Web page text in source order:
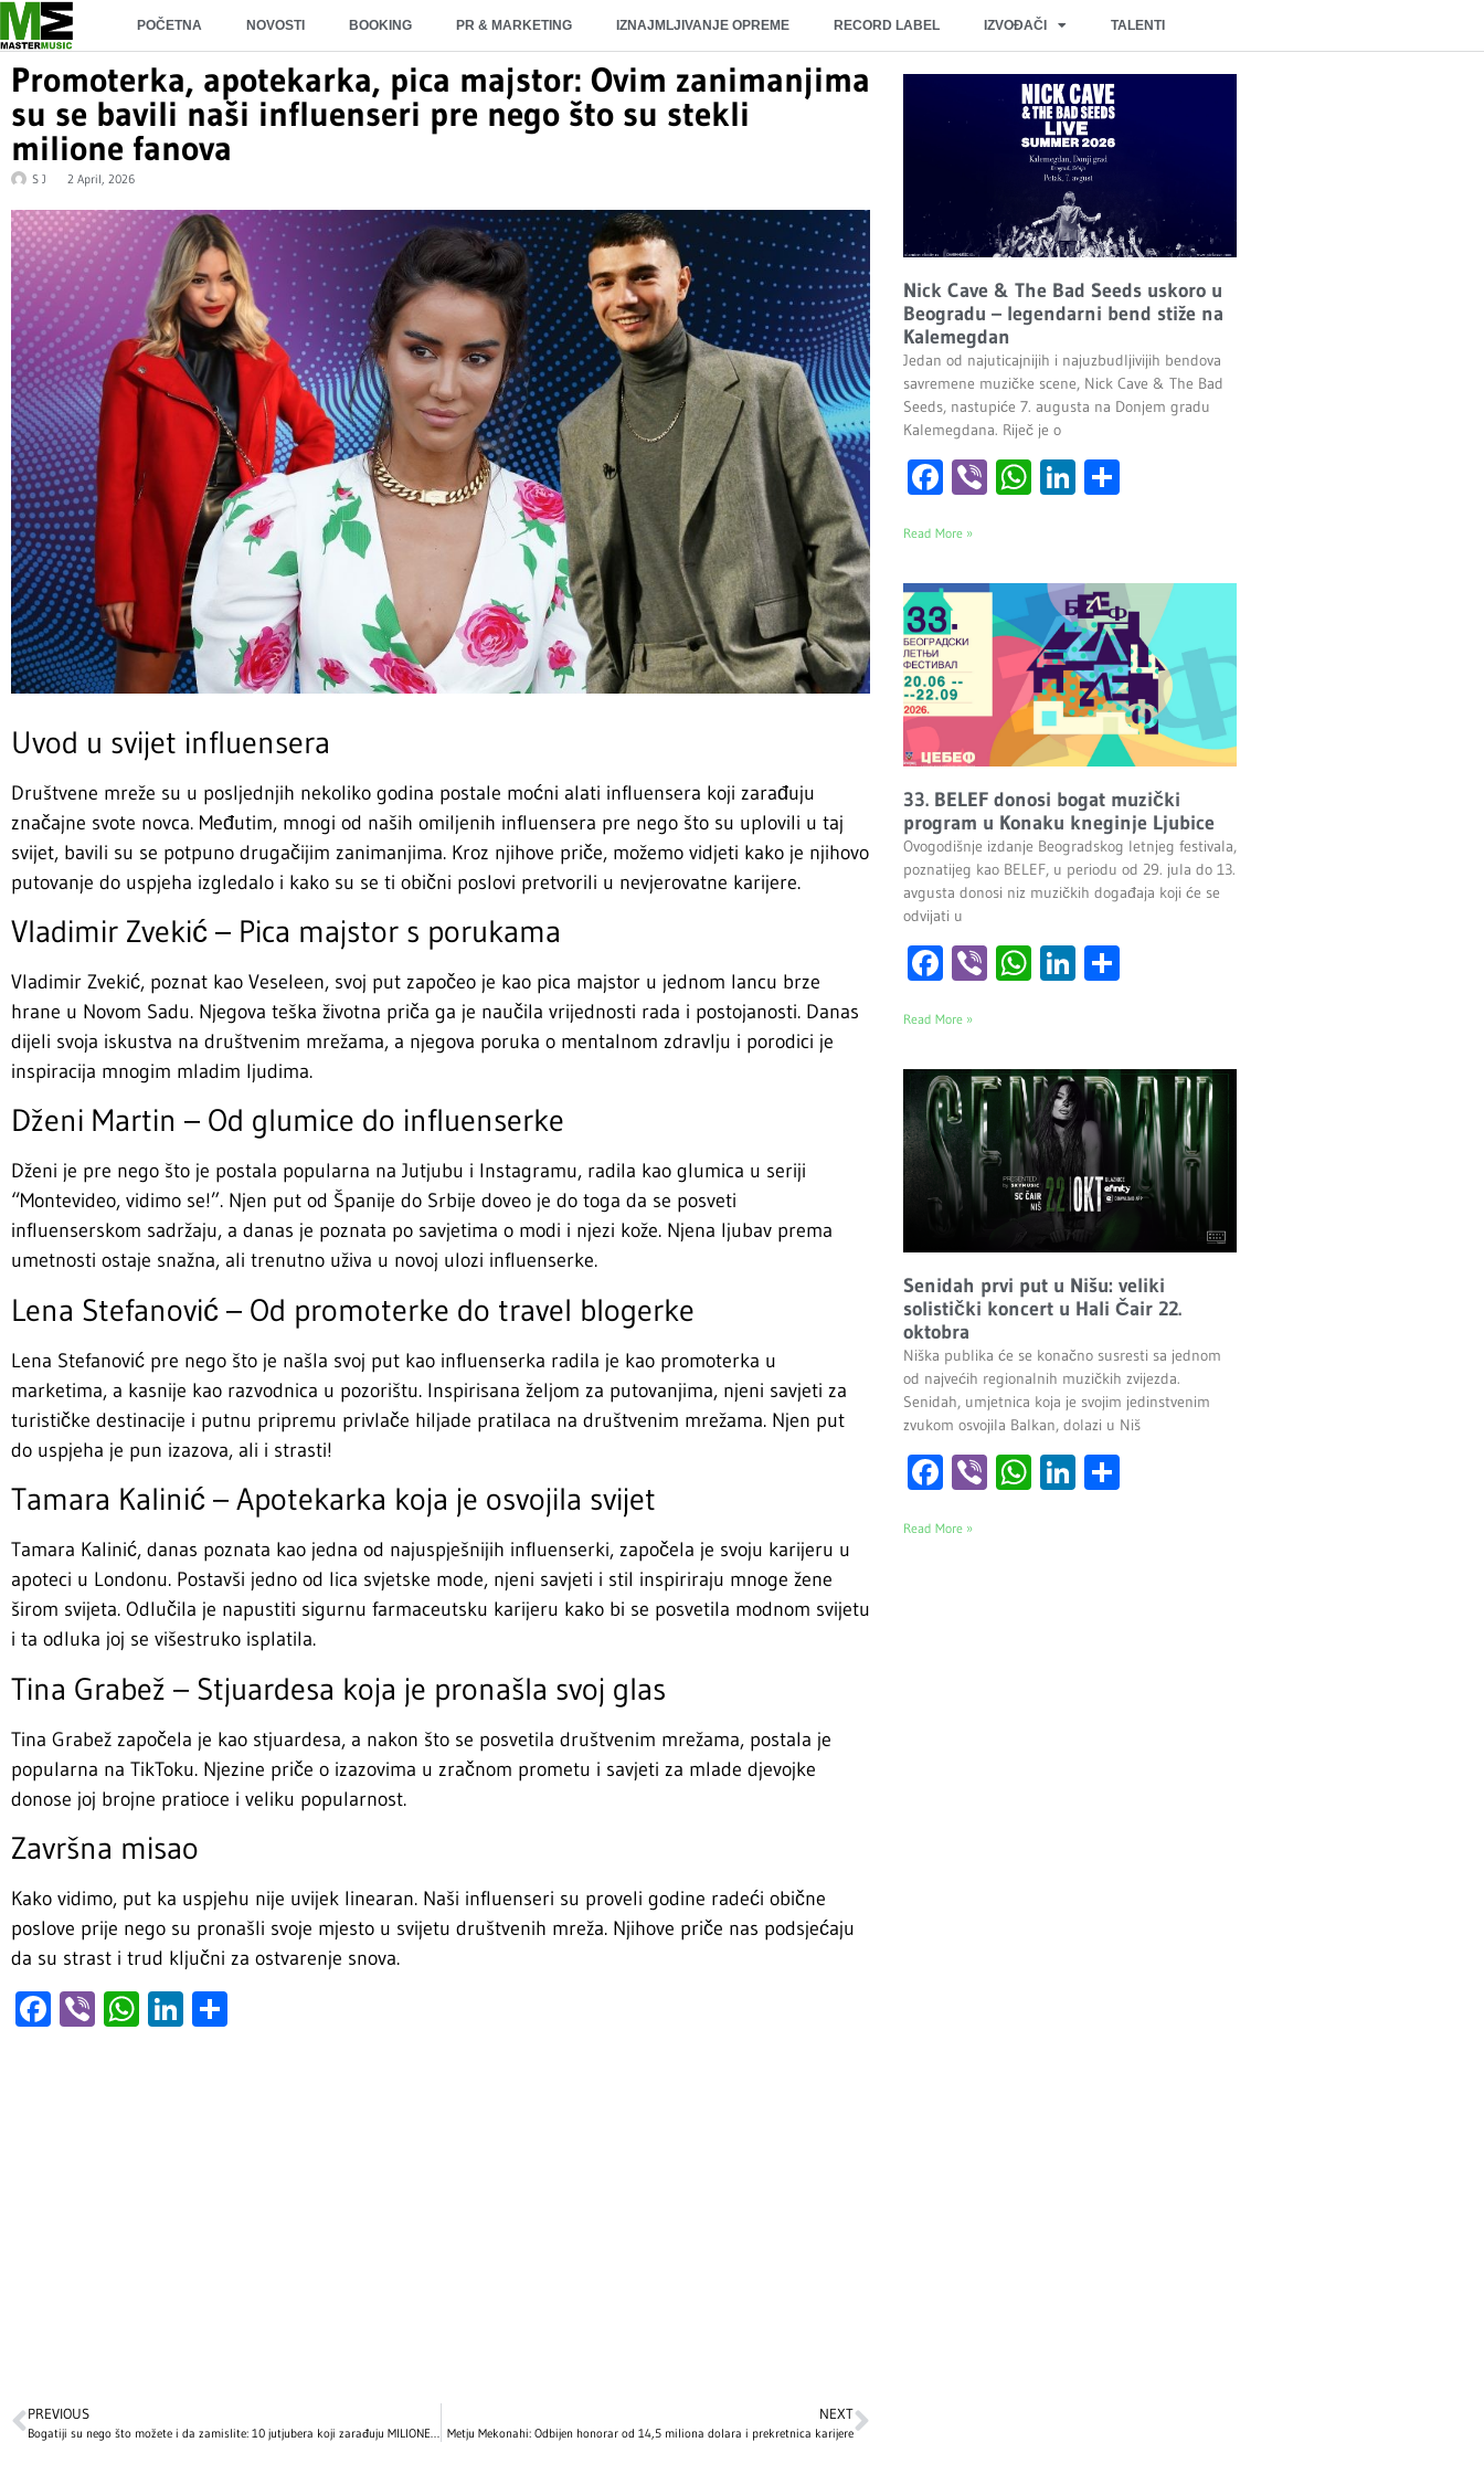
POČETNA NOVOSTI BOOKING PR & MARKETING IZNAJMLJIVANJE OPREME RECORD LABEL IZVOĐAČI TALENTI
Promoterka, apotekarka, pica majstor: Ovim zanimanjima
su se bavili naši influenseri pre nego što su stekli
milione fanova
S J 2 April, 2026
Uvod u svijet influensera
Društvene mreže su u posljednjih nekoliko godina postale moćni alati influensera koji zarađuju
značajne svote novca. Međutim, mnogi od naših omiljenih influensera pre nego što su uplovili u taj
svijet, bavili su se potpuno drugačijim zanimanjima. Kroz njihove priče, možemo vidjeti kako je njihovo
putovanje do uspjeha izgledalo i kako su se ti obični poslovi pretvorili u nevjerovatne karijere.
Vladimir Zvekić – Pica majstor s porukama
Vladimir Zvekić, poznat kao Veseleen, svoj put započeo je kao pica majstor u jednom lancu brze
hrane u Novom Sadu. Njegova teška životna priča ga je naučila vrijednosti rada i postojanosti. Danas
dijeli svoja iskustva na društvenim mrežama, a njegova poruka o mentalnom zdravlju i porodici je
inspiracija mnogim mladim ljudima.
Dženi Martin – Od glumice do influenserke
Dženi je pre nego što je postala popularna na Jutjubu i Instagramu, radila kao glumica u seriji
“Montevideo, vidimo se!”. Njen put od Španije do Srbije doveo je do toga da se posveti
influenserskom sadržaju, a danas je poznata po savjetima o modi i njezi kože. Njena ljubav prema
umetnosti ostaje snažna, ali trenutno uživa u novoj ulozi influenserke.
Lena Stefanović – Od promoterke do travel blogerke
Lena Stefanović pre nego što je našla svoj put kao influenserka radila je kao promoterka u
marketima, a kasnije kao razvodnica u pozorištu. Inspirisana željom za putovanjima, njeni savjeti za
turističke destinacije i putnu pripremu privlače hiljade pratilaca na društvenim mrežama. Njen put
do uspjeha je pun izazova, ali i strasti!
Tamara Kalinić – Apotekarka koja je osvojila svijet
Tamara Kalinić, danas poznata kao jedna od najuspješnijih influenserki, započela je svoju karijeru u
apoteci u Londonu. Postavši jedno od lica svjetske mode, njeni savjeti i stil inspiriraju mnoge žene
širom svijeta. Odlučila je napustiti sigurnu farmaceutsku karijeru kako bi se posvetila modnom svijetu
i ta odluka joj se višestruko isplatila.
Tina Grabež – Stjuardesa koja je pronašla svoj glas
Tina Grabež započela je kao stjuardesa, a nakon što se posvetila društvenim mrežama, postala je
popularna na TikToku. Njezine priče o izazovima u zračnom prometu i savjeti za mlade djevojke
donose joj brojne pratioce i veliku popularnost.
Završna misao
Kako vidimo, put ka uspjehu nije uvijek linearan. Naši influenseri su proveli godine radeći obične
poslove prije nego su pronašli svoje mjesto u svijetu društvenih mreža. Njihove priče nas podsjećaju
da su strast i trud ključni za ostvarenje snova.
Facebook
ViberWhatsApp
LinkedIn
PREVIOUS
Bogatiji su nego što možete i da zamislite: 10 jutjubera koji zarađuju MILIONE od svojih kanala
NEXT
Metju Mekonahi: Odbijen honorar od 14,5 miliona dolara i prekretnica karijere
Nick Cave & The Bad Seeds uskoro u
Beogradu – legendarni bend stiže na
Kalemegdan
Jedan od najuticajnijih i najuzbudljivijih bendova
savremene muzičke scene, Nick Cave & The Bad
Seeds, nastupiće 7. augusta na Donjem gradu
Kalemegdana. Riječ je o
Facebook
ViberWhatsApp
LinkedIn
Read More »
33. BELEF donosi bogat muzički
program u Konaku kneginje Ljubice
Ovogodišnje izdanje Beogradskog letnjeg festivala,
poznatijeg kao BELEF, u periodu od 29. jula do 13.
avgusta donosi niz muzičkih događaja koji će se
odvijati u
Facebook
ViberWhatsApp
LinkedIn
Read More »
Senidah prvi put u Nišu: veliki
solistički koncert u Hali Čair 22.
oktobra
Niška publika će se konačno susresti sa jednom
od najvećih regionalnih muzičkih zvijezda.
Senidah, umjetnica koja je svojim jedinstvenim
zvukom osvojila Balkan, dolazi u Niš
Facebook
ViberWhatsApp
LinkedIn
Read More »